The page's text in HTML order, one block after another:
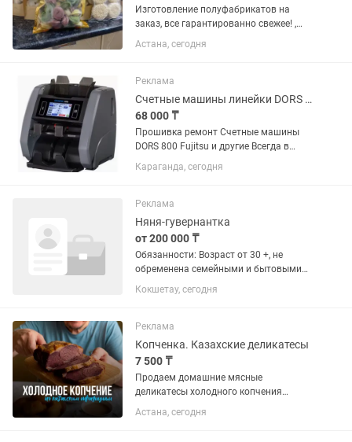
Изготовление полуфабрикатов на
заказ, все гарантированно свежее! ,
пельмени говяжьи изготовленные из
мраморного мяса, пельмени, куриные
людей ведущих здоровый образ...
Астана, сегодня
Реклама
Счетные машины линейки DORS Fujitsu счетчики банкнот официальная гар-я
68 000 ₸
Прошивка ремонт Счетные машины
DORS 800 Fujitsu и другие Всегда в
наличии запчасти и свежие прошивки
Караганда, сегодня
Реклама
Няня-гувернантка
от 200 000 ₸
Обязанности: Возраст от 30 +, не
обременена семейными и бытовыми
вопросами Полный уход за ребёнком в
течение дня. Соблюдение режима дня
ребёнка и поддержание...
Кокшетау, сегодня
Реклама
Копченка. Казахские деликатесы
7 500 ₸
Продаем домашние мясные
деликатесы холодного копчения
премиум-качества. Готовим по
классической технологии предков —
Астана, сегодня